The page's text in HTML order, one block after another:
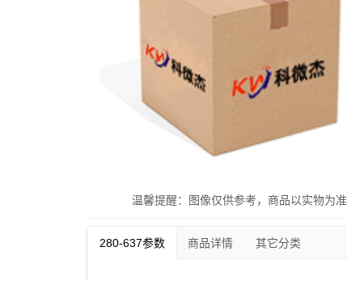
温馨提醒：图像仅供参考，商品以实物为准
280-637参数 商品详情 其它分类